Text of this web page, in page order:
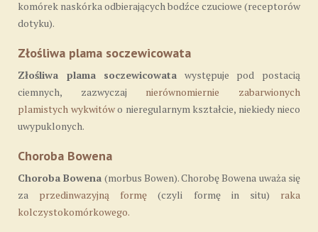
komórek naskórka odbierających bodźce czuciowe (receptorów
dotyku).
Złośliwa plama soczewicowata
Złośliwa plama soczewicowata występuje pod postacią
ciemnych, zazwyczaj nierównomiernie zabarwionych
plamistych wykwitówo nieregularnym kształcie, niekiedy nieco
uwypuklonych.
Choroba Bowena
Choroba Bowena (morbus Bowen). Chorobę Bowena uważa się
za przedinwazyjną formę (czyli formę in situ) raka
kolczystokomórkowego.